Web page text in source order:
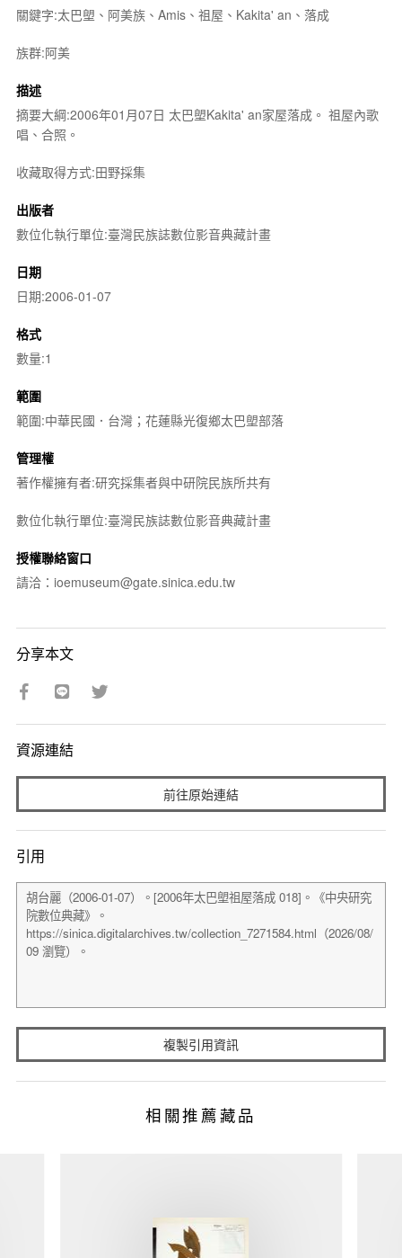
關鍵字:太巴塱、阿美族、Amis、祖屋、Kakita' an、落成
族群:阿美
描述
摘要大綱:2006年01月07日 太巴塱Kakita' an家屋落成。 祖屋內歌
唱、合照。
收藏取得方式:田野採集
出版者
數位化執行單位:臺灣民族誌數位影音典藏計畫
日期
日期:2006-01-07
格式
數量:1
範圍
範圍:中華民國．台灣；花蓮縣光復鄉太巴塱部落
管理權
著作權擁有者:研究採集者與中研院民族所共有
數位化執行單位:臺灣民族誌數位影音典藏計畫
授權聯絡窗口
請洽：ioemuseum@gate.sinica.edu.tw
分享本文
資源連結
前往原始連結
引用
複製引用資訊
相關推薦藏品